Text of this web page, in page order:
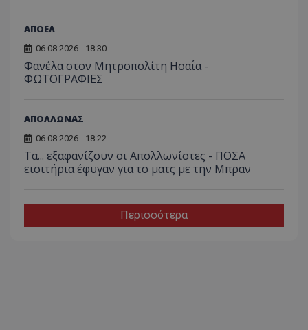
ΑΠΟΕΛ
06.08.2026 - 18:30
Φανέλα στον Μητροπολίτη Ησαΐα -
ΦΩΤΟΓΡΑΦΙΕΣ
ΑΠΟΛΛΩΝΑΣ
06.08.2026 - 18:22
Τα... εξαφανίζουν οι Απολλωνίστες - ΠΟΣΑ
εισιτήρια έφυγαν για το ματς με την Μπραν
Περισσότερα